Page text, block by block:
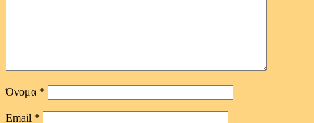
Όνομα *
Email *